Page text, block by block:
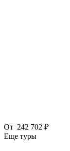
От 242 702 ₽
Еще туры